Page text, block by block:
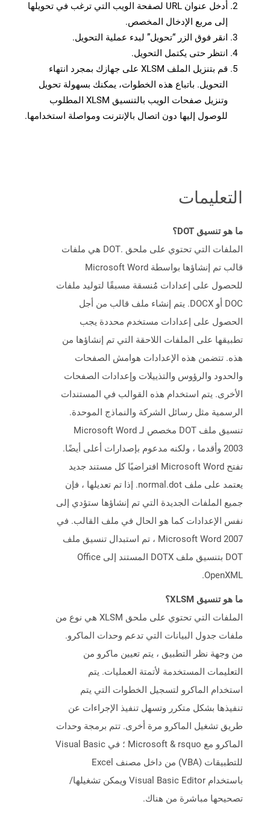
أدخل عنوان URL لصفحة الويب التي ترغب في تحويلها
إلى مربع الإدخال المخصص.
انقر فوق الزر “تحويل” لبدء عملية التحويل.
انتظر حتى يكتمل التحويل.
قم بتنزيل الملف XLSM على جهازك بمجرد انتهاء
التحويل. باتباع هذه الخطوات، يمكنك بسهولة تحويل
وتنزيل صفحات الويب بالتنسيق XLSM المطلوب
للوصول إليها دون اتصال بالإنترنت ومواصلة استخدامها.
التعليمات
ما هو تنسيق DOT؟
الملفات التي تحتوي على ملحق .DOT هي ملفات
قالب تم إنشاؤها بواسطة Microsoft Word
للحصول على إعدادات مُنسقة مسبقًا لتوليد ملفات
DOC أو DOCX. يتم إنشاء ملف قالب من أجل
الحصول على إعدادات مستخدم محددة يجب
تطبيقها على الملفات اللاحقة التي تم إنشاؤها من
هذه. تتضمن هذه الإعدادات هوامش الصفحات
والحدود والرؤوس والتذييلات وإعدادات الصفحات
الأخرى. يتم استخدام هذه القوالب في المستندات
الرسمية مثل رسائل الشركة والنماذج الموحدة.
تنسيق ملف DOT مخصص لـ Microsoft Word
2003 وأقدما ، ولكنه مدعوم بإصدارات أعلى أيضًا.
تفتح Microsoft Word افتراضيًا كل مستند جديد
يعتمد على ملف normal.dot. إذا تم تعديلها ، فإن
جميع الملفات الجديدة التي تم إنشاؤها ستؤدي إلى
نفس الإعدادات كما هو الحال في ملف القالب. في
Microsoft Word 2007 ، تم استبدال تنسيق ملف
DOT بتنسيق ملف DOTX المستند إلى Office
OpenXML.
ما هو تنسيق XLSM؟
الملفات التي تحتوي على ملحق XLSM هي نوع من
ملفات جدول البيانات التي تدعم وحدات الماكرو.
من وجهة نظر التطبيق ، يتم تعيين ماكرو من
التعليمات المستخدمة لأتمتة العمليات. يتم
استخدام الماكرو لتسجيل الخطوات التي يتم
تنفيذها بشكل متكرر وتسهل تنفيذ الإجراءات عن
طريق تشغيل الماكرو مرة أخرى. تتم برمجة وحدات
الماكرو مع Microsoft & rsquo ؛ في Visual Basic
للتطبيقات (VBA) من داخل مصنف Excel
باستخدام Visual Basic Editor ويمكن تشغيلها/
تصحيحها مباشرة من هناك.